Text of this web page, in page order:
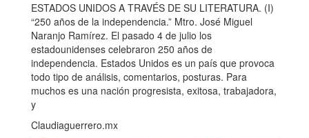
ESTADOS UNIDOS A TRAVÉS DE SU LITERATURA. (I)
“250 años de la independencia.” Mtro. José Miguel
Naranjo Ramírez. El pasado 4 de julio los
estadounidenses celebraron 250 años de
independencia. Estados Unidos es un país que provoca
todo tipo de análisis, comentarios, posturas. Para
muchos es una nación progresista, exitosa, trabajadora,
y
Claudiaguerrero.mx